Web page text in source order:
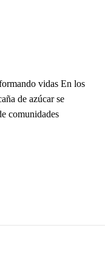
vidas En los
de azúcar se
comunidades